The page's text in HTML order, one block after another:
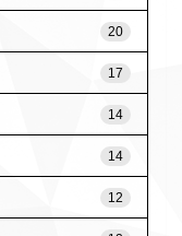
20
17
14
14
12